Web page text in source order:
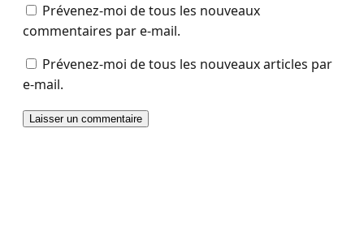
Prévenez-moi de tous les nouveaux
commentaires par e-mail.
Prévenez-moi de tous les nouveaux articles par
e-mail.